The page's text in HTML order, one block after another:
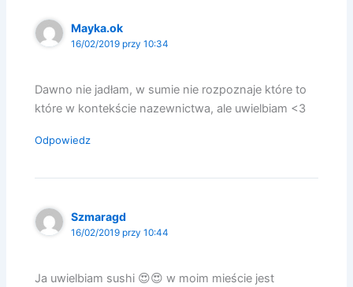
Mayka.ok
16/02/2019 przy 10:34
Dawno nie jadłam, w sumie nie rozpoznaje które to
które w kontekście nazewnictwa, ale uwielbiam <3
Odpowiedz
Szmaragd
16/02/2019 przy 10:44
Ja uwielbiam sushi 😍😍 w moim mieście jest